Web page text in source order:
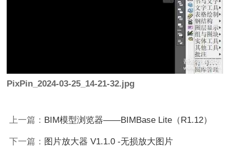
PixPin_2024-03-25_14-21-32.jpg
上一篇： BIM模型浏览器——BIMBase Lite（R1.12）
下一篇： 图片放大器 V1.1.0 -无损放大图片